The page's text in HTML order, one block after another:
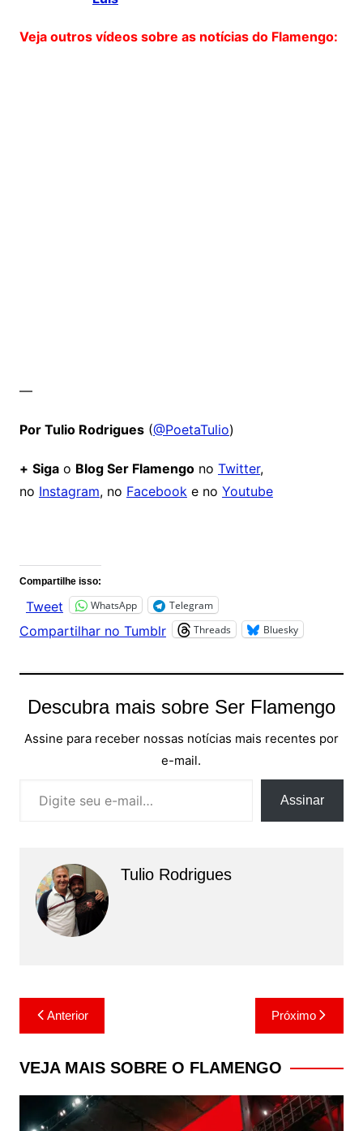
Veja outros vídeos sobre as notícias do Flamengo:
—
Por Tulio Rodrigues(@PoetaTulio)
+ Sigao Blog Ser Flamengono Twitter,
no Instagram, no Facebooke no Youtube
Compartilhe isso:
Tweet WhatsApp Telegram
Compartilhar no Tumblr Threads Bluesky
Descubra mais sobre Ser Flamengo
Assine para receber nossas notícias mais recentes por
e-mail.
Assinar
Tulio Rodrigues
Navegação
de
Post
Anterior Próximo
VEJA MAIS SOBRE O FLAMENGO